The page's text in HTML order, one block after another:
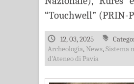
“Touchwell” (PRIN-
12, 03, 2025
Archeologia, News,Sistema
d'Ateneo di Pavia